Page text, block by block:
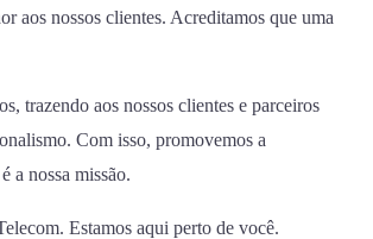
aos nossos clientes. Acreditamos que uma
trazendo aos nossos clientes e parceiros
Com isso, promovemos a
a nossa missão.
Estamos aqui perto de você.